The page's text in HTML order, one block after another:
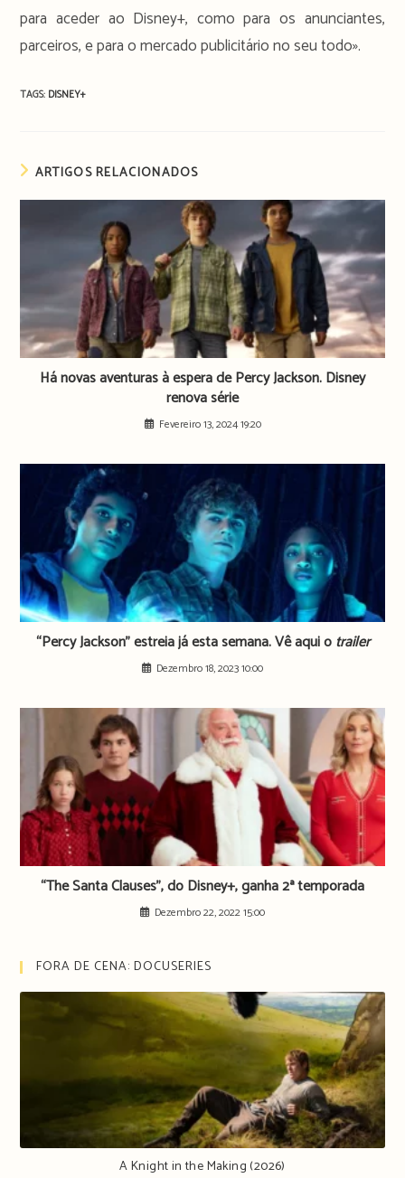
para aceder ao Disney+, como para os anunciantes,
parceiros, e para o mercado publicitário no seu todo».
TAGS: DISNEY+
ARTIGOS RELACIONADOS
Há novas aventuras à espera de Percy Jackson. Disney
renova série
Fevereiro 13, 2024 19:20
“Percy Jackson” estreia já esta semana. Vê aqui otrailer
Dezembro 18, 2023 10:00
“The Santa Clauses”, do Disney+, ganha 2ª temporada
Dezembro 22, 2022 15:00
FORA DE CENA: DOCUSERIES
A Knight in the Making (2026)